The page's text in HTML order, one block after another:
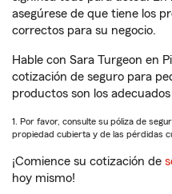
asegúrese de que tiene los
correctos para su negocio.
Hable con Sara Turgeon en
cotización de seguro para
productos son los
1. Por favor, consulte su póliza de
propiedad cubierta y de las pérdidas
¡Comience su cotización de
hoy mismo!